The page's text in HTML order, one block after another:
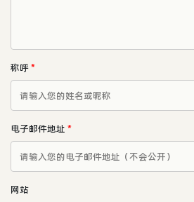
称呼*
电子邮件地址 *
网站